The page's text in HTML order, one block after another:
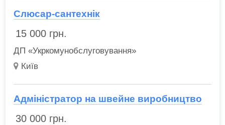
Слюсар-сантехнік
15 000 грн.
ДП «Укркомунобслуговування»
Київ
Адміністратор на швейне виробництво
30 000 грн.